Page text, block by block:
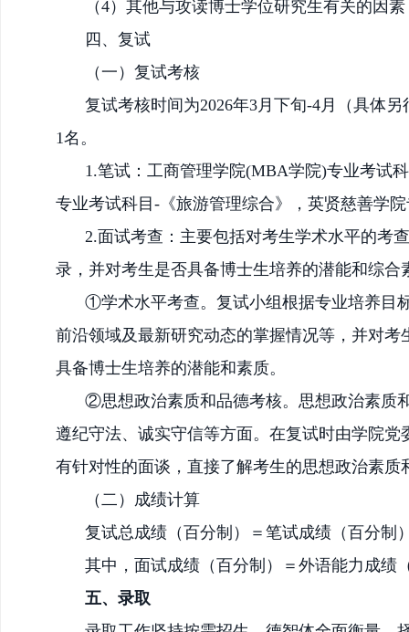
（4）其他与攻读博士学位研究生有关的因素
四、复试
（一）复试考核
复试考核时间为2026年3月下旬-4月（具体另
1名。
1.笔试：工商管理学院(MBA学院)专业考试
专业考试科目 -《旅游管理综合》
，英贤慈善学
2.面试考查：主要包括对考生学术水平的考
录，并对考生是否具备博士生培养的潜能和综合
①学术水平考查。复试小组根据专业培养目
前沿领域及最新研究动态的掌握情况等，并对
具备博士生培养的潜能和素质。
②思想政治素质和品德考核。思想政治素质
遵纪守法、诚实守信等方面。在复试时由学院
有针对性的面谈，直接了解考生的思想政治素
（二）成绩计算
复试总成绩（百分制）＝笔试成绩（百分制
其中，面试成绩（百分制）＝外语能力成绩
五、录取